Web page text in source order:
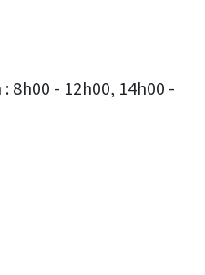
8h00 - 12h00, 14h00 -